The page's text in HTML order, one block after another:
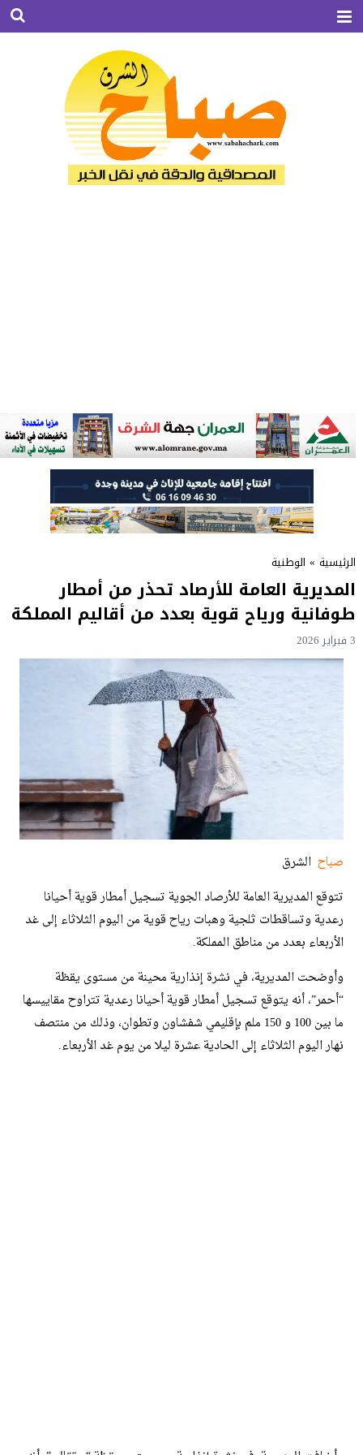
الرئيسية » الوطنية
المديرية العامة للأرصاد تحذر من أمطار
طوفانية ورياح قوية بعدد من أقاليم المملكة
3 فبراير 2026
صباحالشرق
تتوقع المديرية العامة للأرصاد الجوية تسجيل أمطار قوية أحيانا
رعدية وتساقطات ثلجية وهبات رياح قوية من اليوم الثلاثاء إلى غد
الأربعاء بعدد من مناطق المملكة.
وأوضحت المديرية، في نشرة إنذارية محينة من مستوى يقظة
“أحمر”، أنه يتوقع تسجيل أمطار قوية أحيانا رعدية تتراوح مقاييسها
ما بين 100 و 150 ملم بإقليمي شفشاون وتطوان، وذلك من منتصف
نهار اليوم الثلاثاء إلى الحادية عشرة ليلا من يوم غد الأربعاء.